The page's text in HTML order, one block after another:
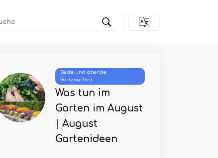
Beste und oberste
Gartenarbeit
Was tun im
Garten im August
| August
Gartenideen